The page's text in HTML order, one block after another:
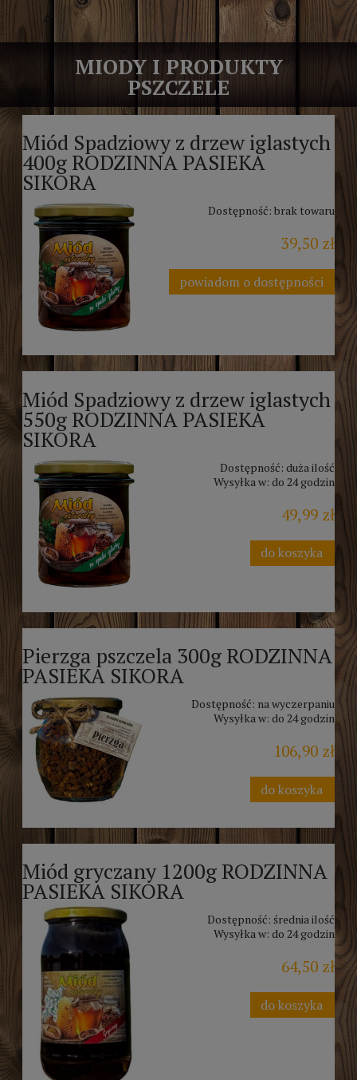
MIODY I PRODUKTY
PSZCZELE
Miód Spadziowy z drzew iglastych
400g RODZINNA PASIEKA
SIKORA
Dostępność: brak towaru
39,50 zł
powiadom o dostępności
Miód Spadziowy z drzew iglastych
550g RODZINNA PASIEKA
SIKORA
Dostępność: duża ilość
Wysyłka w: do 24 godzin
49,99 zł
do koszyka
Pierzga pszczela 300g RODZINNA
PASIEKA SIKORA
Dostępność: na wyczerpaniu
Wysyłka w: do 24 godzin
106,90 zł
do koszyka
Miód gryczany 1200g RODZINNA
PASIEKA SIKORA
Dostępność: średnia ilość
Wysyłka w: do 24 godzin
64,50 zł
do koszyka